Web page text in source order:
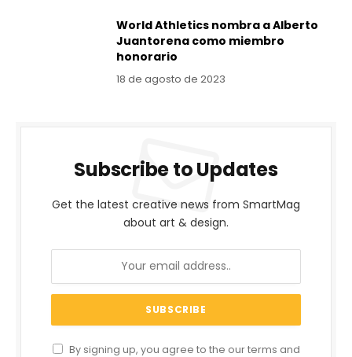
World Athletics nombra a Alberto
Juantorena como miembro
honorario
18 de agosto de 2023
Subscribe to Updates
Get the latest creative news from SmartMag
about art & design.
By signing up, you agree to the our terms and